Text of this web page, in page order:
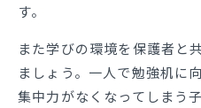
す。
また学びの環境を保護者と
ましょう。一人で勉強机に
集中力がなくなってしまう